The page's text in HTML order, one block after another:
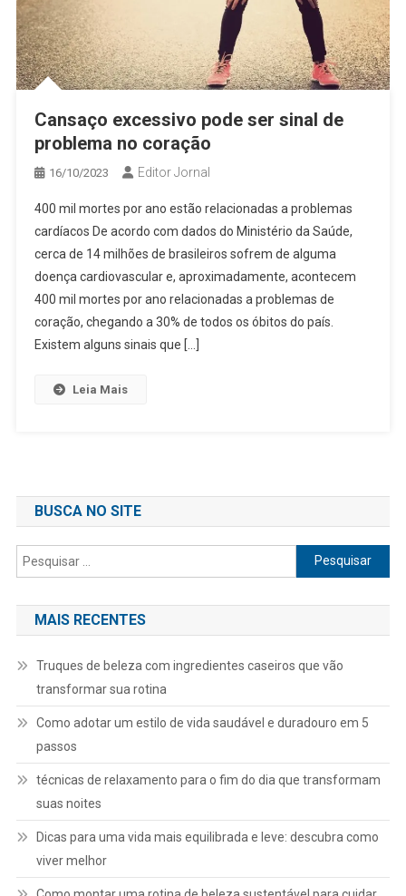
Cansaço excessivo pode ser sinal de
problema no coração
16/10/2023 Editor Jornal
400 mil mortes por ano estão relacionadas a problemas
cardíacos De acordo com dados do Ministério da Saúde,
cerca de 14 milhões de brasileiros sofrem de alguma
doença cardiovascular e, aproximadamente, acontecem
400 mil mortes por ano relacionadas a problemas de
coração, chegando a 30% de todos os óbitos do país.
Existem alguns sinais que […]
Leia Mais
BUSCA NO SITE
Pesquisar
por:
MAIS RECENTES
Truques de beleza com ingredientes caseiros que vão
transformar sua rotina
Como adotar um estilo de vida saudável e duradouro em 5
passos
técnicas de relaxamento para o fim do dia que transformam
suas noites
Dicas para uma vida mais equilibrada e leve: descubra como
viver melhor